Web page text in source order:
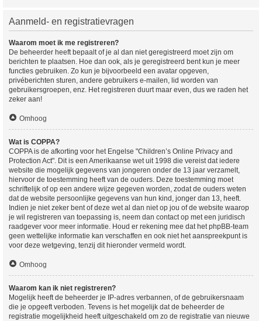
Aanmeld- en registratievragen
Waarom moet ik me registreren?
De beheerder heeft bepaalt of je al dan niet geregistreerd moet zijn om
berichten te plaatsen. Hoe dan ook, als je geregistreerd bent kun je meer
functies gebruiken. Zo kun je bijvoorbeeld een avatar opgeven,
privéberichten sturen, andere gebruikers e-mailen, lid worden van
gebruikersgroepen, enz. Het registreren duurt maar even, dus we raden het
zeker aan!
Omhoog
Wat is COPPA?
COPPA is de afkorting voor het Engelse "Children’s Online Privacy and
Protection Act". Dit is een Amerikaanse wet uit 1998 die vereist dat iedere
website die mogelijk gegevens van jongeren onder de 13 jaar verzamelt,
hiervoor de toestemming heeft van de ouders. Deze toestemming moet
schriftelijk of op een andere wijze gegeven worden, zodat de ouders weten
dat de website persoonlijke gegevens van hun kind, jonger dan 13, heeft.
Indien je niet zeker bent of deze wet al dan niet op jou of de website waarop
je wil registreren van toepassing is, neem dan contact op met een juridisch
raadgever voor meer informatie. Houd er rekening mee dat het phpBB-team
geen wettelijke informatie kan verschaffen en ook niet het aanspreekpunt is
voor deze wetgeving, tenzij dit hieronder vermeld wordt.
Omhoog
Waarom kan ik niet registreren?
Mogelijk heeft de beheerder je IP-adres verbannen, of de gebruikersnaam
die je opgeeft verboden. Tevens is het mogelijk dat de beheerder de
registratie mogelijkheid heeft uitgeschakeld om zo de registratie van nieuwe